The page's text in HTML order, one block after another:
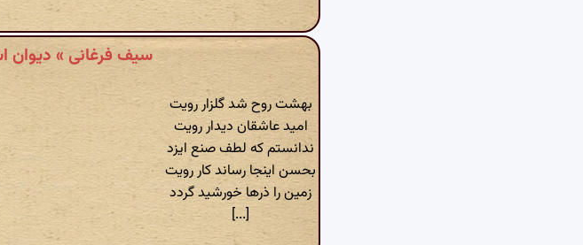
سیف فرغانی » دیوان
بهشت روح شد گلزار رویت
امید عاشقان دیدار رویت
ندانستم که لطف صنع ایزد
بحسن اینجا رساند کار رویت
زمین را ذرها خورشید گردد
[...]